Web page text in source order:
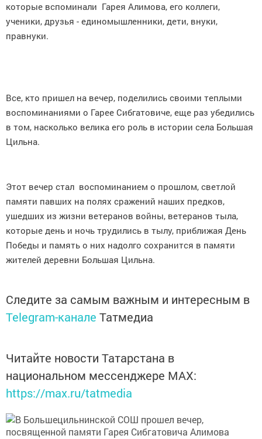
которые вспоминали Гарея Алимова, его коллеги,
ученики, друзья - единомышленники, дети, внуки,
правнуки.
Все, кто пришел на вечер, поделились своими теплыми
воспоминаниями о Гарее Сибгатовиче, еще раз убедились
в том, насколько велика его роль в истории села Большая
Цильна.
Этот вечер стал воспоминанием о прошлом, светлой
памяти павших на полях сражений наших предков,
ушедших из жизни ветеранов войны, ветеранов тыла,
которые день и ночь трудились в тылу, приближая День
Победы и память о них надолго сохранится в памяти
жителей деревни Большая Цильна.
Следите за самым важным и интересным в
Telegram-канале Татмедиа
Читайте новости Татарстана в
национальном мессенджере MАХ:
https://max.ru/tatmedia